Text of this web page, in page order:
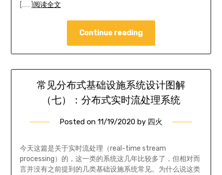
[……] 阅读全文
Continue reading
常见分布式基础设施系统设计图解
（七）：分布式实时流处理系统
Posted on 11/19/2020 by 四火
今天这篇是关于实时流处理（real-time stream
processing）的，这一类的系统这几年比较多了，但相对而
言并没有之前提到的几类基础设施系统常见。为什么说这类